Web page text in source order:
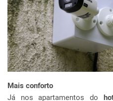
Mais conforto
Já nos apartamentos do